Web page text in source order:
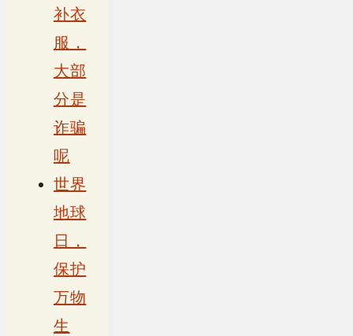
补衣
服，
大部
分是
诈骗
呢
世界
地球
日，
保护
万物
生